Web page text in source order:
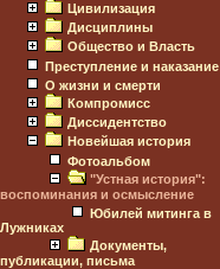
Цивилизация
Дисциплины
Общество и Власть
Преступление и наказание
О жизни и смерти
Компромисс
Диссидентство
Новейшая история
Фотоальбом
"Устная история":
воспоминания и осмысление
Юбилей митинга в
Лужниках
Документы,
публикации, письма